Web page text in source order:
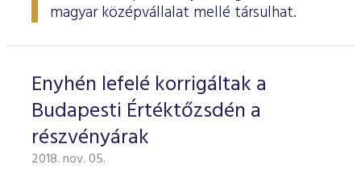
magyar középvállalat mellé társulhat.
Enyhén lefelé korrigáltak a
Budapesti Értéktőzsdén a
részvényárak
2018. nov. 05.